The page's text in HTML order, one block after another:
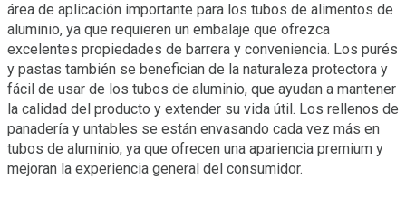
área de aplicación importante para los tubos de alimentos de
aluminio, ya que requieren un embalaje que ofrezca
excelentes propiedades de barrera y conveniencia. Los purés
y pastas también se benefician de la naturaleza protectora y
fácil de usar de los tubos de aluminio, que ayudan a mantener
la calidad del producto y extender su vida útil. Los rellenos de
panadería y untables se están envasando cada vez más en
tubos de aluminio, ya que ofrecen una apariencia premium y
mejoran la experiencia general del consumidor.